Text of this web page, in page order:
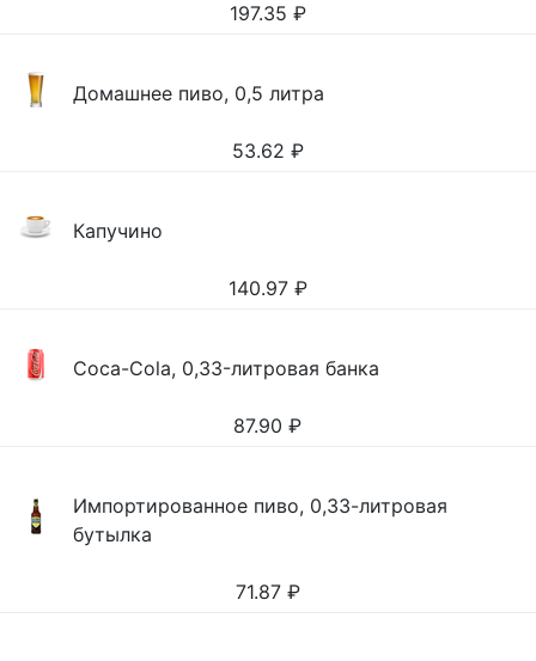
197.35 ₽
Домашнее пиво, 0,5 литра
53.62 ₽
Капучино
140.97 ₽
Coca-Cola, 0,33-литровая банка
87.90 ₽
Импортированное пиво, 0,33-литровая
бутылка
71.87 ₽